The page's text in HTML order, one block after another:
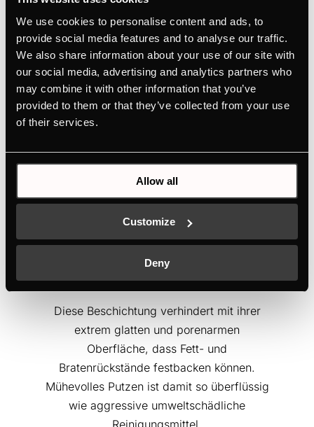
We use cookies to personalise content and ads, to
provide social media features and to analyse our traffic.
We also share information about your use of our site with
our social media, advertising and analytics partners who
may combine it with other information that you’ve
provided to them or that they’ve collected from your use
of their services.
Allow all
Customize
Deny
ökoEmailPlus
Diese Beschichtung verhindert mit ihrer
extrem glatten und porenarmen
Oberfläche, dass Fett- und
Bratenrückstände festbacken können.
Mühevolles Putzen ist damit so überflüssig
wie aggressive umweltschädliche
Reinigungsmittel.